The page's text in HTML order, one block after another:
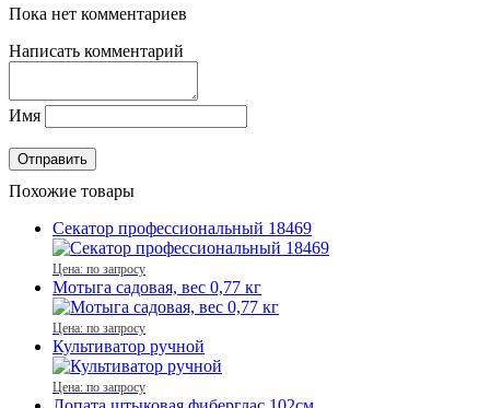
Пока нет комментариев
Написать комментарий
Имя
Похожие товары
Секатор профессиональный 18469
Цена: по запросу
Мотыга садовая, вес 0,77 кг
Цена: по запросу
Культиватор ручной
Цена: по запросу